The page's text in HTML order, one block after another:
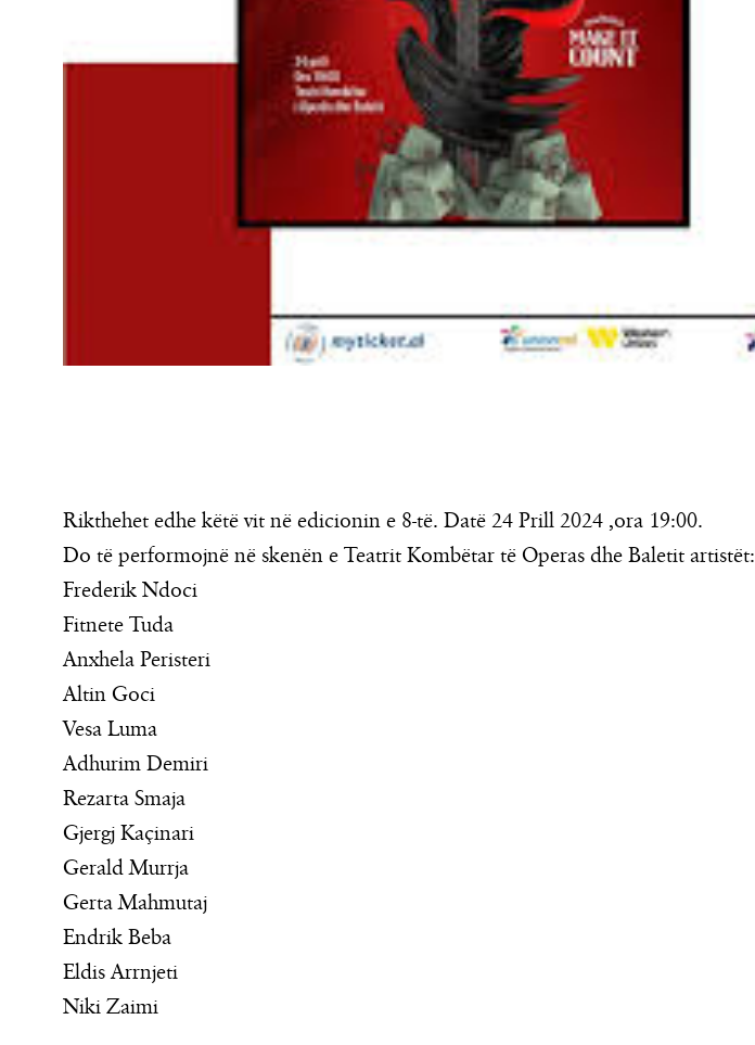
Rikthehet edhe këtë vit në edicionin e 8-të. Datë 24 Prill 2024 ,ora 19:00.
Do të performojnë në skenën e Teatrit Kombëtar të Operas dhe Baletit artistët:
Frederik Ndoci
Fitnete Tuda
Anxhela Peristeri
Altin Goci
Vesa Luma
Adhurim Demiri
Rezarta Smaja
Gjergj Kaçinari
Gerald Murrja
Gerta Mahmutaj
Endrik Beba
Eldis Arrnjeti
Niki Zaimi